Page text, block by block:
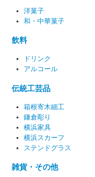
洋菓子
和・中華菓子
飲料
ドリンク
アルコール
伝統工芸品
箱根寄木細工
鎌倉彫り
横浜家具
横浜スカーフ
ステンドグラス
雑貨・その他